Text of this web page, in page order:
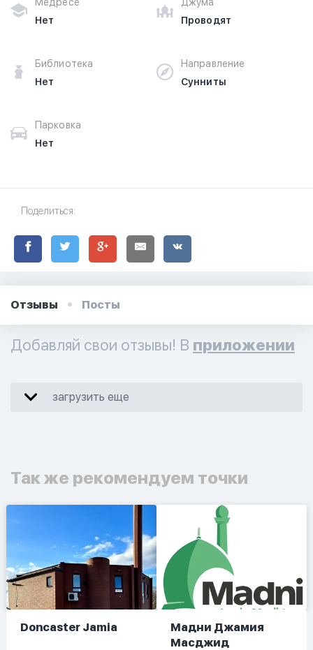
Нет
Проводят
Библиотека
Нет
Направление
Сунниты
Парковка
Нет
Поделиться:
Отзывы Посты
Добавляй свои отзывы! В приложении
загрузить еще
Так же рекомендуем точки
Doncaster Jamia
Мадни Джамия
Масджид